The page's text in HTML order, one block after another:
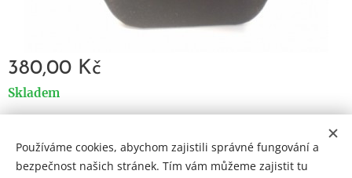
380,00 Kč
Skladem
Cookies
Používáme cookies, abychom zajistili správné fungování a
bezpečnost našich stránek. Tím vám můžeme zajistit tu